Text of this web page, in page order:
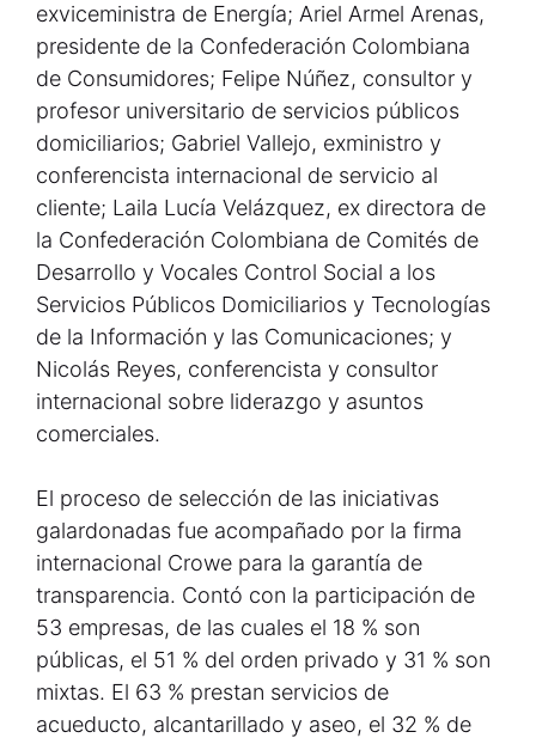
exviceministra de Energía; Ariel Armel Arenas,
presidente de la Confederación Colombiana
de Consumidores; Felipe Núñez, consultor y
profesor universitario de servicios públicos
domiciliarios; Gabriel Vallejo, exministro y
conferencista internacional de servicio al
cliente; Laila Lucía Velázquez, ex directora de
la Confederación Colombiana de Comités de
Desarrollo y Vocales Control Social a los
Servicios Públicos Domiciliarios y Tecnologías
de la Información y las Comunicaciones; y
Nicolás Reyes, conferencista y consultor
internacional sobre liderazgo y asuntos
comerciales.
El proceso de selección de las iniciativas
galardonadas fue acompañado por la firma
internacional Crowe para la garantía de
transparencia. Contó con la participación de
53 empresas, de las cuales el 18 % son
públicas, el 51 % del orden privado y 31 % son
mixtas. El 63 % prestan servicios de
acueducto, alcantarillado y aseo, el 32 % de